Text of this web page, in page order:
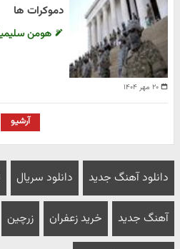
۲۰ مهر ۱۴۰۴
دموکرات ها
هومن
آرشیو
دانلود آهنگ جدید دانلود سریال
آهنگ جدید خرید زعفران زرچین